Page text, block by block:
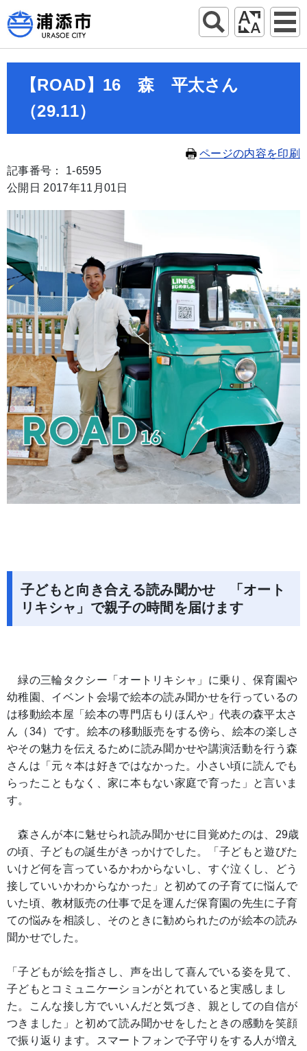
【ROAD】16 森 平太さん
（29.11）
ページの内容を印刷
記事番号： 1-6595
公開日 2017年11月01日
子どもと向き合える読み聞かせ 「オート
リキシャ」で親子の時間を届けます
緑の三輪タクシー「オートリキシャ」に乗り、保育園や
幼稚園、イベント会場で絵本の読み聞かせを行っているの
は移動絵本屋「絵本の専門店もりほんや」代表の森平太さ
ん（34）です。絵本の移動販売をする傍ら、絵本の楽しさ
やその魅力を伝えるために読み聞かせや講演活動を行う森
さんは「元々本は好きではなかった。小さい頃に読んでも
らったこともなく、家に本もない家庭で育った」と言いま
す。
森さんが本に魅せられ読み聞かせに目覚めたのは、29歳
の頃、子どもの誕生がきっかけでした。「子どもと遊びた
いけど何を言っているかわからないし、すぐ泣くし、どう
接していいかわからなかった」と初めての子育てに悩んで
いた頃、教材販売の仕事で足を運んだ保育園の先生に子育
ての悩みを相談し、そのときに勧められたのが絵本の読み
聞かせでした。
「子どもが絵を指さし、声を出して喜んでいる姿を見て、
子どもとコミュニケーションがとれていると実感しまし
た。こんな接し方でいいんだと気づき、親としての自信が
つきました」と初めて読み聞かせをしたときの感動を笑顔
で振り返ります。スマートフォンで子守りをする人が増え